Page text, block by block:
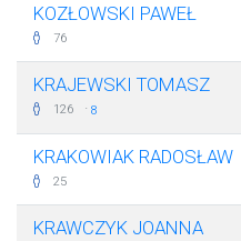
KOZŁOWSKI PAWEŁ
76
KRAJEWSKI TOMASZ
126 · 8
KRAKOWIAK RADOSŁAW
25
KRAWCZYK JOANNA